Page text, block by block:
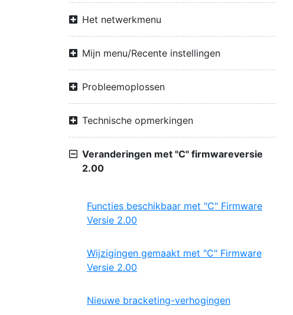
Het netwerkmenu
Mijn menu/Recente instellingen
Probleemoplossen
Technische opmerkingen
Veranderingen met "C" firmwareversie
2.00
Functies beschikbaar met "C" Firmware
Versie 2.00
Wijzigingen gemaakt met "C" Firmware
Versie 2.00
Nieuwe bracketing-verhogingen